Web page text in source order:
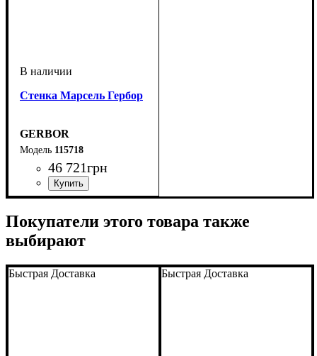
Стенка Марсель Гербор
GERBOR
115718
46 721грн
Покупатели этого товара также
выбирают
Быстрая Доставка Быстрая Доставка